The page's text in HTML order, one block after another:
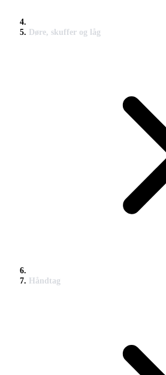
Døre, skuffer og låg
Håndtag